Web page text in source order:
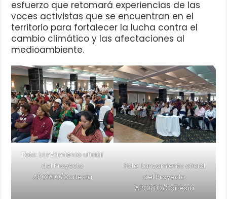
esfuerzo que retomará experiencias de las
voces activistas que se encuentran en el
territorio para fortalecer la lucha contra el
cambio climático y las afectaciones al
medioambiente.
Foto: Lanzamiento oficial
del Proyecto
APORTO/Cortesía
Foto: Lanzamiento oficial
del Proyecto
APORTO/Cortesía